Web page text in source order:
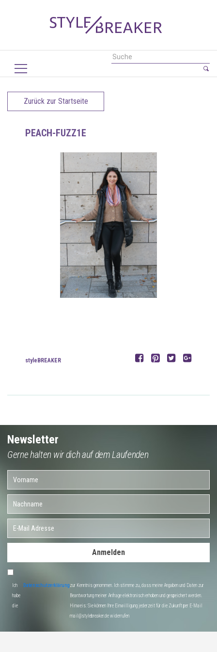
Zurück zur Startseite
PEACH-FUZZ1E
styleBREAKER
Newsletter
Gerne halten wir dich auf dem Laufenden
Anmelden
Ich
habe
die
Datenschutzerklärungzur Kenntnis genommen. Ich stimme zu, dass meine Angaben und Daten zur
Beantwortung meiner Anfrage elektronisch erhoben und gespeichert werden.
Hinweis: Sie können Ihre Einwilligung jederzeit für die Zukunft per E-Mail
mail@stylebreaker.de widerrufen